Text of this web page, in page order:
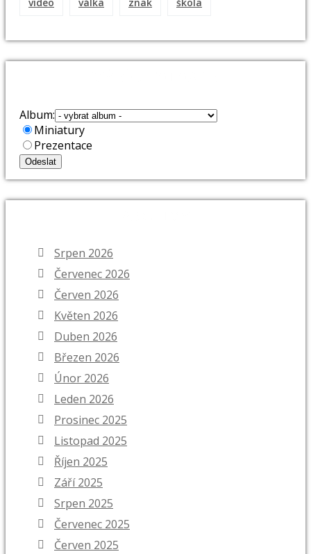
video válka znak škola
Album:
Miniatury
Prezentace
Srpen 2026
Červenec 2026
Červen 2026
Květen 2026
Duben 2026
Březen 2026
Únor 2026
Leden 2026
Prosinec 2025
Listopad 2025
Říjen 2025
Září 2025
Srpen 2025
Červenec 2025
Červen 2025